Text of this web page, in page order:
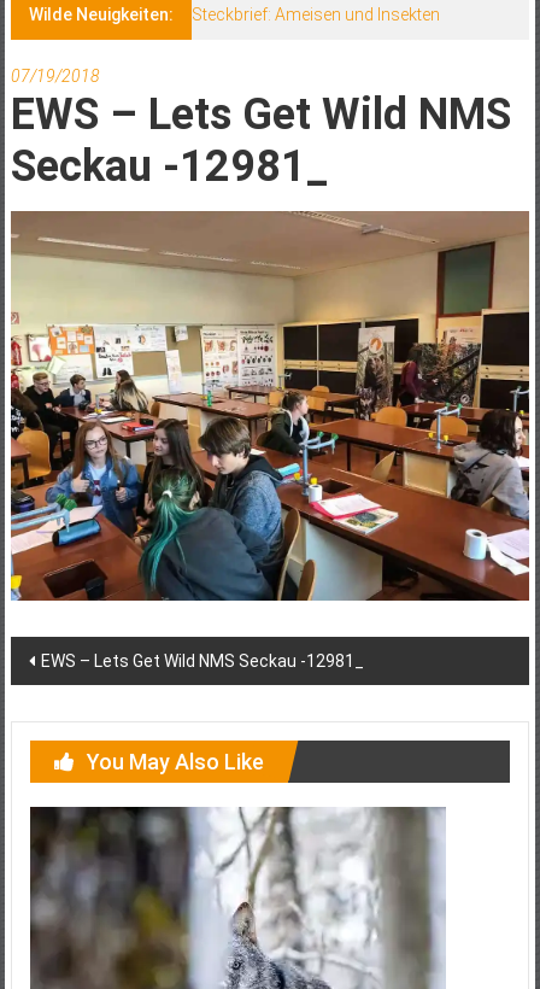
Wilde Neuigkeiten: Steckbrief: Ameisen und Insekten
07/19/2018
EWS – Lets Get Wild NMS
Seckau -12981_
Post
EWS – Lets Get Wild NMS Seckau -12981_
You May Also Like